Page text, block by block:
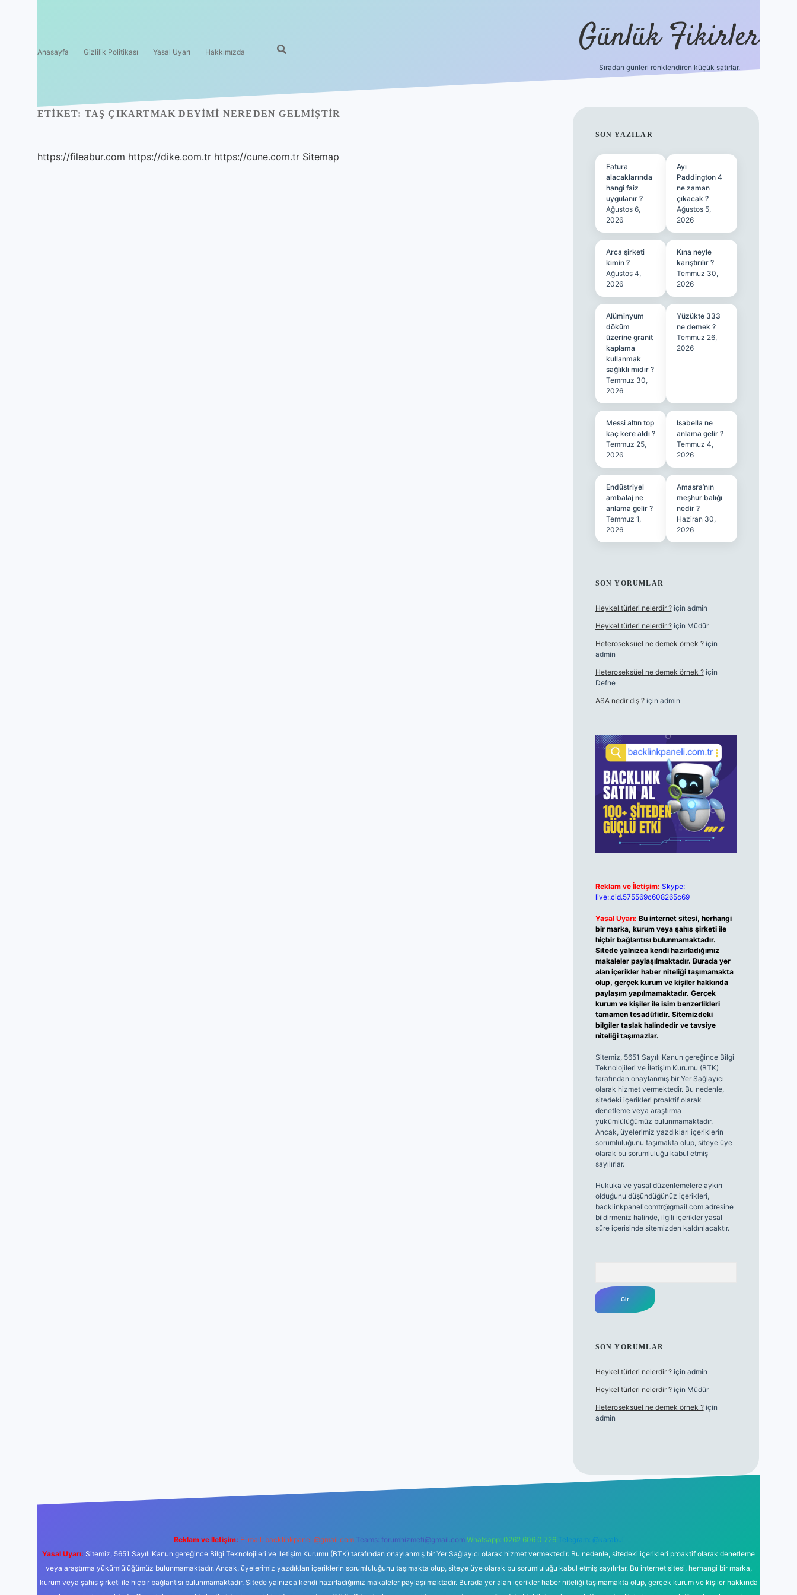
Anasayfa Gizlilik Politikası Yasal Uyarı Hakkımızda Günlük Fikirler
Sıradan günleri renklendiren küçük satırlar.
ETIKET: TAŞ ÇIKARTMAK DEYIMI NEREDEN GELMIŞTIR
https://fileabur.com https://dike.com.tr https://cune.com.tr Sitemap
SIDEBAR
SON YAZILAR
Fatura
alacaklarında
hangi faiz
uygulanır ?
Ağustos 6,
2026
Ayı
Paddington 4
ne zaman
çıkacak ?
Ağustos 5,
2026
Arca şirketi
kimin ?
Ağustos 4,
2026
Kına neyle
karıştırılır ?
Temmuz 30,
2026
Alüminyum
döküm
üzerine granit
kaplama
kullanmak
sağlıklı mıdır ?
Temmuz 30,
2026
Yüzükte 333
ne demek ?
Temmuz 26,
2026
Messi altın top
kaç kere aldı ?
Temmuz 25,
2026
Isabella ne
anlama gelir ?
Temmuz 4,
2026
Endüstriyel
ambalaj ne
anlama gelir ?
Temmuz 1,
2026
Amasra’nın
meşhur balığı
nedir ?
Haziran 30,
2026
SON YORUMLAR
Heykel türleri nelerdir ?için admin
Heykel türleri nelerdir ?için Müdür
Heteroseksüel ne demek örnek ?için
admin
Heteroseksüel ne demek örnek ?için
Defne
ASA nedir diş ?için admin
Reklam ve İletişim: Skype:
live:.cid.575569c608265c69
Yasal Uyarı: Bu internet sitesi, herhangi
bir marka, kurum veya şahıs şirketi ile
hiçbir bağlantısı bulunmamaktadır.
Sitede yalnızca kendi hazırladığımız
makaleler paylaşılmaktadır. Burada yer
alan içerikler haber niteliği taşımamakta
olup, gerçek kurum ve kişiler hakkında
paylaşım yapılmamaktadır. Gerçek
kurum ve kişiler ile isim benzerlikleri
tamamen tesadüfidir. Sitemizdeki
bilgiler taslak halindedir ve tavsiye
niteliği taşımazlar.
Sitemiz, 5651 Sayılı Kanun gereğince Bilgi
Teknolojileri ve İletişim Kurumu (BTK)
tarafından onaylanmış bir Yer Sağlayıcı
olarak hizmet vermektedir. Bu nedenle,
sitedeki içerikleri proaktif olarak
denetleme veya araştırma
yükümlülüğümüz bulunmamaktadır.
Ancak, üyelerimiz yazdıkları içeriklerin
sorumluluğunu taşımakta olup, siteye üye
olarak bu sorumluluğu kabul etmiş
sayılırlar.
Hukuka ve yasal düzenlemelere aykırı
olduğunu düşündüğünüz içerikleri,
backlinkpanelicomtr@gmail.comadresine
bildirmeniz halinde, ilgili içerikler yasal
süre içerisinde sitemizden kaldırılacaktır.
SON YORUMLAR
Heykel türleri nelerdir ?için admin
Heykel türleri nelerdir ?için Müdür
Heteroseksüel ne demek örnek ?için
admin
ilbet güncel
Reklam ve İletişim: E-mail: backlinkpaneli@gmail.com Teams: forumhizmeti@gmail.com Whatsapp: 0262 606 0 726 Telegram: @karabul
Yasal Uyarı: Sitemiz, 5651 Sayılı Kanun gereğince Bilgi Teknolojileri ve İletişim Kurumu (BTK) tarafından onaylanmış bir Yer Sağlayıcı olarak hizmet vermektedir. Bu nedenle, sitedeki içerikleri proaktif olarak denetleme
veya araştırma yükümlülüğümüz bulunmamaktadır. Ancak, üyelerimiz yazdıkları içeriklerin sorumluluğunu taşımakta olup, siteye üye olarak bu sorumluluğu kabul etmiş sayılırlar. Bu internet sitesi, herhangi bir marka,
kurum veya şahıs şirketi ile hiçbir bağlantısı bulunmamaktadır. Sitede yalnızca kendi hazırladığımız makaleler paylaşılmaktadır. Burada yer alan içerikler haber niteliği taşımamakta olup, gerçek kurum ve kişiler hakkında